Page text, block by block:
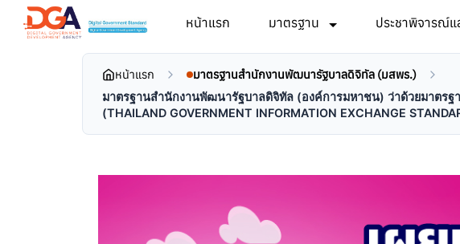
หน้าแรก มาตรฐาน ประชาพิจารณ์แ
หน้าแรก มาตรฐานสำนักงานพัฒนารัฐบาลดิจิทัล (มสพร.)
มาตรฐานสํานักงานพัฒนารัฐบาลดิจิทัล (องค์การมหาชน) ว่าด้วยมาตร
(THAILAND GOVERNMENT INFORMATION EXCHANGE